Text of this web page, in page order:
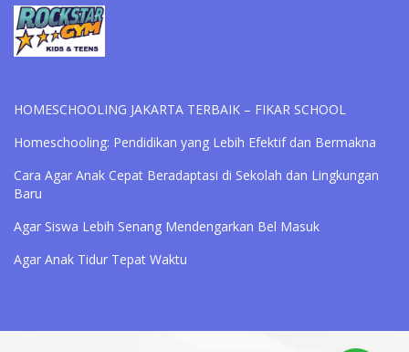
HOMESCHOOLING JAKARTA TERBAIK – FIKAR SCHOOL
Homeschooling: Pendidikan yang Lebih Efektif dan Bermakna
Cara Agar Anak Cepat Beradaptasi di Sekolah dan Lingkungan
Baru
Agar Siswa Lebih Senang Mendengarkan Bel Masuk
Agar Anak Tidur Tepat Waktu